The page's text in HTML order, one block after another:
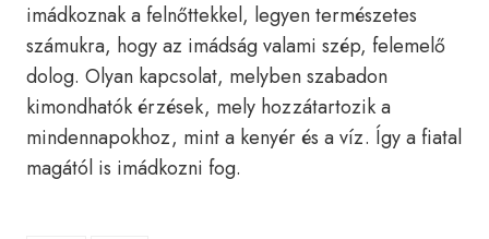
imádkoznak a felnőttekkel, legyen természetes
számukra, hogy az imádság valami szép, felemelő
dolog. Olyan kapcsolat, melyben szabadon
kimondhatók érzések, mely hozzátartozik a
mindennapokhoz, mint a kenyér és a víz. Így a fiatal
magától is imádkozni fog.